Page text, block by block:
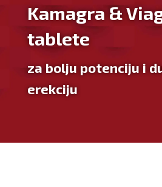
Kamagra &
tablete
za bolju potenciju i
erekciju